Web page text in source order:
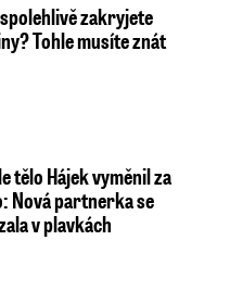
zakryjete
Tohle musíte znát
tělo Hájek vyměnil za
Nová partnerka se
v plavkách